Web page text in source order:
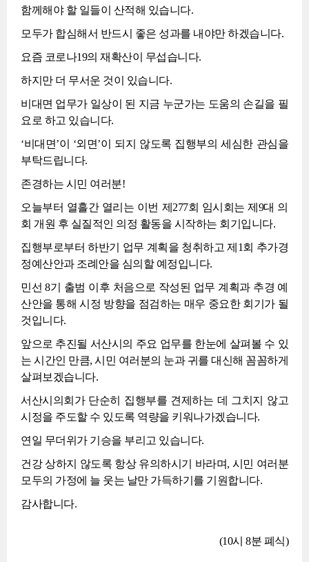
함께해야 할 일들이 산적해 있습니다.
모두가 합심해서 반드시 좋은 성과를 내야만 하겠습니다.
요즘 코로나19의 재확산이 무섭습니다.
하지만 더 무서운 것이 있습니다.
비대면 업무가 일상이 된 지금 누군가는 도움의 손길을 필
요로 하고 있습니다.
‘비대면’이 ‘외면’이 되지 않도록 집행부의 세심한 관심을
부탁드립니다.
존경하는 시민 여러분!
오늘부터 열흘간 열리는 이번 제277회 임시회는 제9대 의
회 개원 후 실질적인 의정 활동을 시작하는 회기입니다.
집행부로부터 하반기 업무 계획을 청취하고 제1회 추가경
정예산안과 조례안을 심의할 예정입니다.
민선 8기 출범 이후 처음으로 작성된 업무 계획과 추경 예
산안을 통해 시정 방향을 점검하는 매우 중요한 회기가 될
것입니다.
앞으로 추진될 서산시의 주요 업무를 한눈에 살펴볼 수 있
는 시간인 만큼, 시민 여러분의 눈과 귀를 대신해 꼼꼼하게
살펴보겠습니다.
서산시의회가 단순히 집행부를 견제하는 데 그치지 않고
시정을 주도할 수 있도록 역량을 키워나가겠습니다.
연일 무더위가 기승을 부리고 있습니다.
건강 상하지 않도록 항상 유의하시기 바라며, 시민 여러분
모두의 가정에 늘 웃는 날만 가득하기를 기원합니다.
감사합니다.
(10시 8분 폐식)